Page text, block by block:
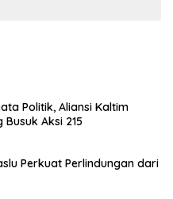
Politik, Aliansi Kaltim
Aksi 215
Perkuat Perlindungan dari